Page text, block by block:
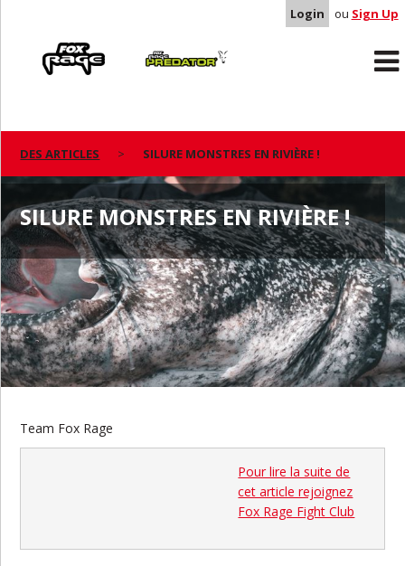
Login ou Sign Up
Predator
DES ARTICLES SILURE MONSTRES EN RIVIÈRE !
SILURE MONSTRES EN RIVIÈRE !
Team Fox Rage
Pour lire la suite de
cet article rejoignez
Fox Rage Fight Club